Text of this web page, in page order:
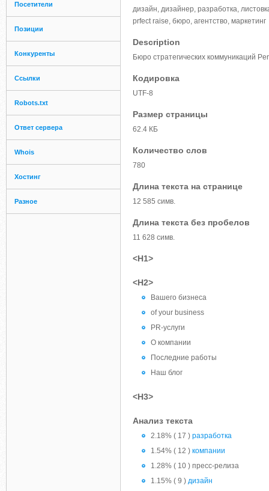
Посетители
Позиции
Конкуренты
Ссылки
Robots.txt
Ответ сервера
Whois
Хостинг
Разное
дизайн, дизайнер, разработка,
prfect raise, бюро, агентство, маркетинг
Description
Бюро стратегических коммуникаций
Кодировка
UTF-8
Размер страницы
62.4 КБ
Количество слов
780
Длина текста на странице
12 585 симв.
Длина текста без пробелов
11 628 симв.
<H1>
<H2>
Вашего бизнеса
of your business
PR-услуги
О компании
Последние работы
Наш блог
<H3>
Анализ текста
2.18% ( 17 ) разработка
1.54% ( 12 ) компании
1.28% ( 10 ) пресс-релиза
1.15% ( 9 ) дизайн